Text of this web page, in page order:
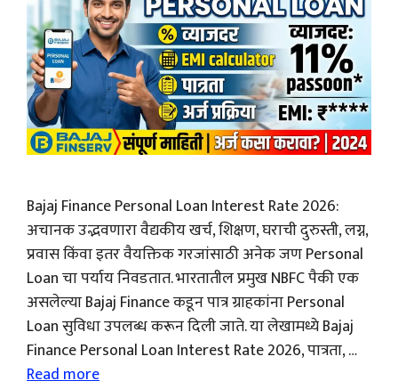
Bajaj Finance Personal Loan Interest Rate 2026:
अचानक उद्भवणारा वैद्यकीय खर्च, शिक्षण, घराची दुरुस्ती, लग्न,
प्रवास किंवा इतर वैयक्तिक गरजांसाठी अनेक जण Personal
Loan चा पर्याय निवडतात. भारतातील प्रमुख NBFC पैकी एक
असलेल्या Bajaj Finance कडून पात्र ग्राहकांना Personal
Loan सुविधा उपलब्ध करून दिली जाते. या लेखामध्ये Bajaj
Finance Personal Loan Interest Rate 2026, पात्रता, …
Read more